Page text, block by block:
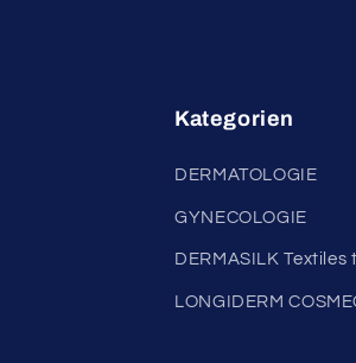
Kategorien
DERMATOLOGIE
GYNECOLOGIE
DERMASILK
LONGIDERM